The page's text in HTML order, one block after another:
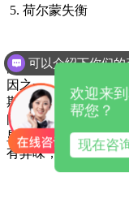
5. 荷尔蒙失衡
白带检测仪品牌揭示
因之一。女性在不
期及更年期，荷尔蒙
间，体内的孕激素、
显增多。这种情况
有异味，属于正常现
欢迎来
帮您？
现在咨